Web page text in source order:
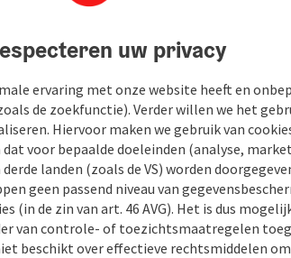
uw privacy
ervaring met onze website heeft en
de zoekfunctie). Verder willen we het
Hiervoor maken we gebruik van
voor bepaalde doeleinden (analyse,
landen (zoals de VS) worden
geen passend niveau van
(in de zin van art. 46 AVG). Het is dus
van controle- of toezichtsmaatregelen
beschikt over effectieve rechtsmiddelen